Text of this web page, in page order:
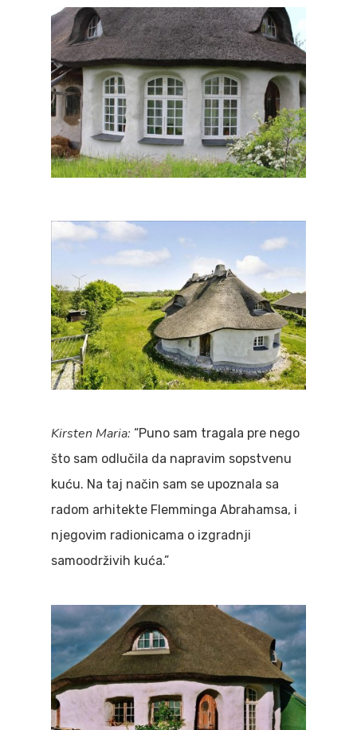
Kirsten Maria: “Puno sam tragala pre nego
što sam odlučila da napravim sopstvenu
kuću. Na taj način sam se upoznala sa
radom arhitekte Flemminga Abrahamsa, i
njegovim radionicama o izgradnji
samoodrživih kuća.”